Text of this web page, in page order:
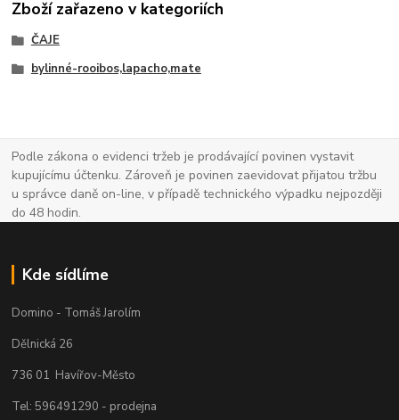
Zboží zařazeno v kategoriích
ČAJE
bylinné-rooibos,lapacho,mate
Podle zákona o evidenci tržeb je prodávající povinen vystavit
kupujícímu účtenku. Zároveň je povinen zaevidovat přijatou tržbu
u správce daně on-line, v případě technického výpadku nejpozději
do 48 hodin.
Kde sídlíme
Domino - Tomáš Jarolím
Dělnická 26
736 01 Havířov-Město
Tel: 596491290 - prodejna